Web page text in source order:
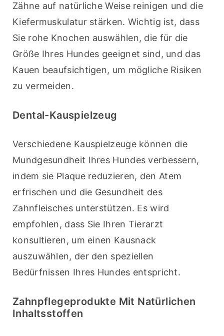
Zähne auf natürliche Weise reinigen und die
Kiefermuskulatur stärken. Wichtig ist, dass
Sie rohe Knochen auswählen, die für die
Größe Ihres Hundes geeignet sind, und das
Kauen beaufsichtigen, um mögliche Risiken
zu vermeiden.
Dental-Kauspielzeug
Verschiedene Kauspielzeuge können die
Mundgesundheit Ihres Hundes verbessern,
indem sie Plaque reduzieren, den Atem
erfrischen und die Gesundheit des
Zahnfleisches unterstützen. Es wird
empfohlen, dass Sie Ihren Tierarzt
konsultieren, um einen Kausnack
auszuwählen, der den speziellen
Bedürfnissen Ihres Hundes entspricht.
Zahnpflegeprodukte Mit Natürlichen
Inhaltsstoffen